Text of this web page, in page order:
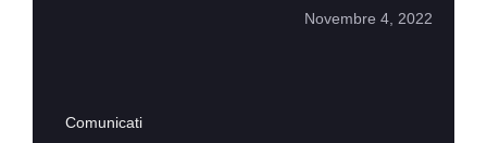
Novembre 4, 2022
Comunicati